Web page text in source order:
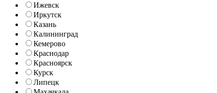
Ижевск
Иркутск
Казань
Калининград
Кемерово
Краснодар
Красноярск
Курск
Липецк